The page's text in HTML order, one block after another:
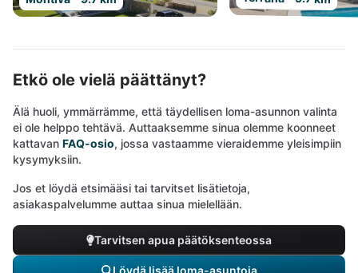
Etkö ole vielä päättänyt?
Älä huoli, ymmärrämme, että täydellisen loma-asunnon valinta
ei ole helppo tehtävä. Auttaaksemme sinua olemme koonneet
kattavan FAQ-osio, jossa vastaamme vieraidemme yleisimpiin
kysymyksiin.
Jos et löydä etsimääsi tai tarvitset lisätietoja,
asiakaspalvelumme auttaa sinua mielellään.
Tarvitsen apua päätöksenteossa
Löydä lisää loma-asuntoja